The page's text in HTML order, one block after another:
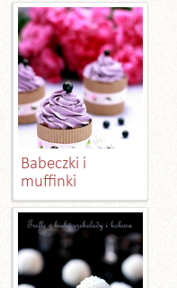
Babeczki i
muffinki